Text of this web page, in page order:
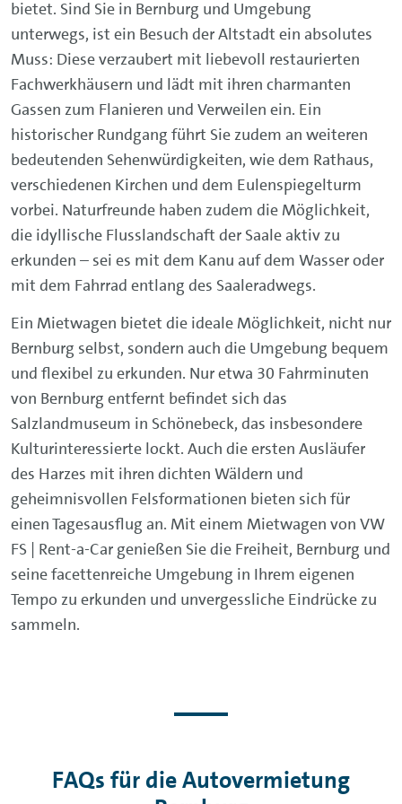
bietet. Sind Sie in Bernburg und Umgebung
unterwegs, ist ein Besuch der Altstadt ein absolutes
Muss: Diese verzaubert mit liebevoll restaurierten
Fachwerkhäusern und lädt mit ihren charmanten
Gassen zum Flanieren und Verweilen ein. Ein
historischer Rundgang führt Sie zudem an weiteren
bedeutenden Sehenwürdigkeiten, wie dem Rathaus,
verschiedenen Kirchen und dem Eulenspiegelturm
vorbei. Naturfreunde haben zudem die Möglichkeit,
die idyllische Flusslandschaft der Saale aktiv zu
erkunden – sei es mit dem Kanu auf dem Wasser oder
mit dem Fahrrad entlang des Saaleradwegs.
Ein Mietwagen bietet die ideale Möglichkeit, nicht nur
Bernburg selbst, sondern auch die Umgebung bequem
und flexibel zu erkunden. Nur etwa 30 Fahrminuten
von Bernburg entfernt befindet sich das
Salzlandmuseum in Schönebeck, das insbesondere
Kulturinteressierte lockt. Auch die ersten Ausläufer
des Harzes mit ihren dichten Wäldern und
geheimnisvollen Felsformationen bieten sich für
einen Tagesausflug an. Mit einem Mietwagen von VW
FS | Rent-a-Car genießen Sie die Freiheit, Bernburg und
seine facettenreiche Umgebung in Ihrem eigenen
Tempo zu erkunden und unvergessliche Eindrücke zu
sammeln.
FAQs für die Autovermietung